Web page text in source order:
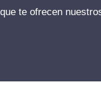
te ofrecen